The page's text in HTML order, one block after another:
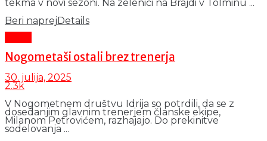
tekma v novi sezoni. Na zelenici na Brajdi v Tolminu ...
Beri naprejDetails
Nogometaši ostali brez trenerja
30. julija, 2025
2.3k
V Nogometnem društvu Idrija so potrdili, da se z
dosedanjim glavnim trenerjem članske ekipe,
Milanom Petrovićem, razhajajo. Do prekinitve
sodelovanja ...